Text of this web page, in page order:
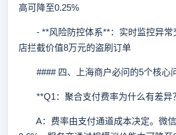
高可降至0.25%
- **风险防控体系**：实时监控异常
店拦截价值8万元的盗刷订单
#### 四、上海商户必问的5个核心
**Q1：聚合支付费率为什么有差异
A：费率由支付通道成本决定。微信